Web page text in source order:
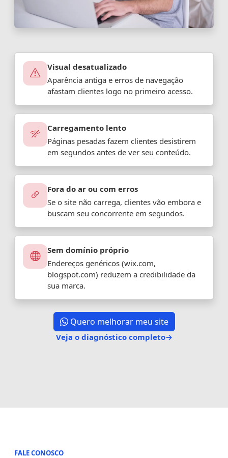
Visual desatualizado
Aparência antiga e erros de navegação
afastam clientes logo no primeiro acesso.
Carregamento lento
Páginas pesadas fazem clientes desistirem
em segundos antes de ver seu conteúdo.
Fora do ar ou com erros
Se o site não carrega, clientes vão embora e
buscam seu concorrente em segundos.
Sem domínio próprio
Endereços genéricos (wix.com,
blogspot.com) reduzem a credibilidade da
sua marca.
Quero melhorar meu site
Veja o diagnóstico completo→
FALE CONOSCO